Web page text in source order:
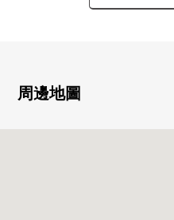
○ 土地面積：64.17平方公
○ 現行的投資報酬率一年
周邊地圖